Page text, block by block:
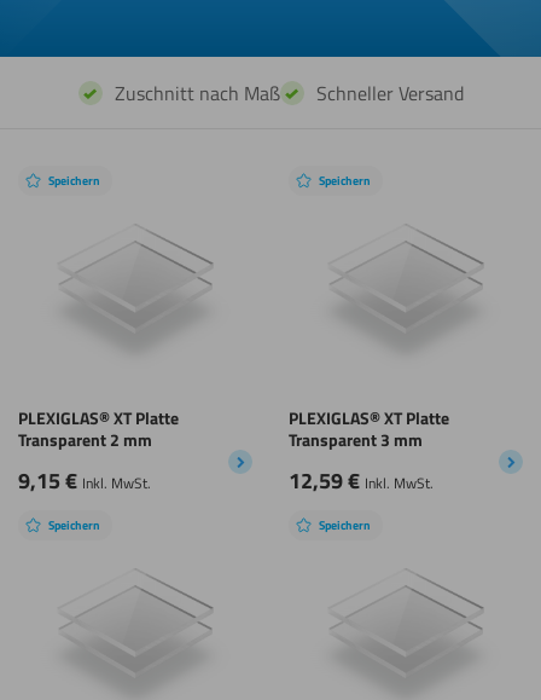
Zuschnitt nach Maß Schneller Versand
Speichern
PLEXIGLAS® XT Platte
Transparent 2 mm
9,15€ Inkl. MwSt.
Speichern
PLEXIGLAS® XT Platte
Transparent 3 mm
12,59€ Inkl. MwSt.
Speichern Speichern